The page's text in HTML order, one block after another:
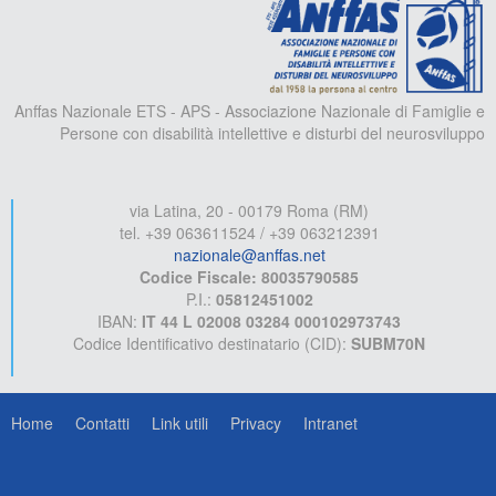
Anffas Nazionale ETS - APS - Associazione Nazionale di Famiglie e
Persone con disabilità intellettive e disturbi del neurosviluppo
via Latina, 20 - 00179 Roma (RM)
tel. +39 063611524 / +39 063212391
nazionale@anffas.net
Codice Fiscale: 80035790585
P.I.: 05812451002
IBAN: IT 44 L 02008 03284 000102973743
Codice Identificativo destinatario (CID): SUBM70N
Home Contatti Link utili Privacy Intranet